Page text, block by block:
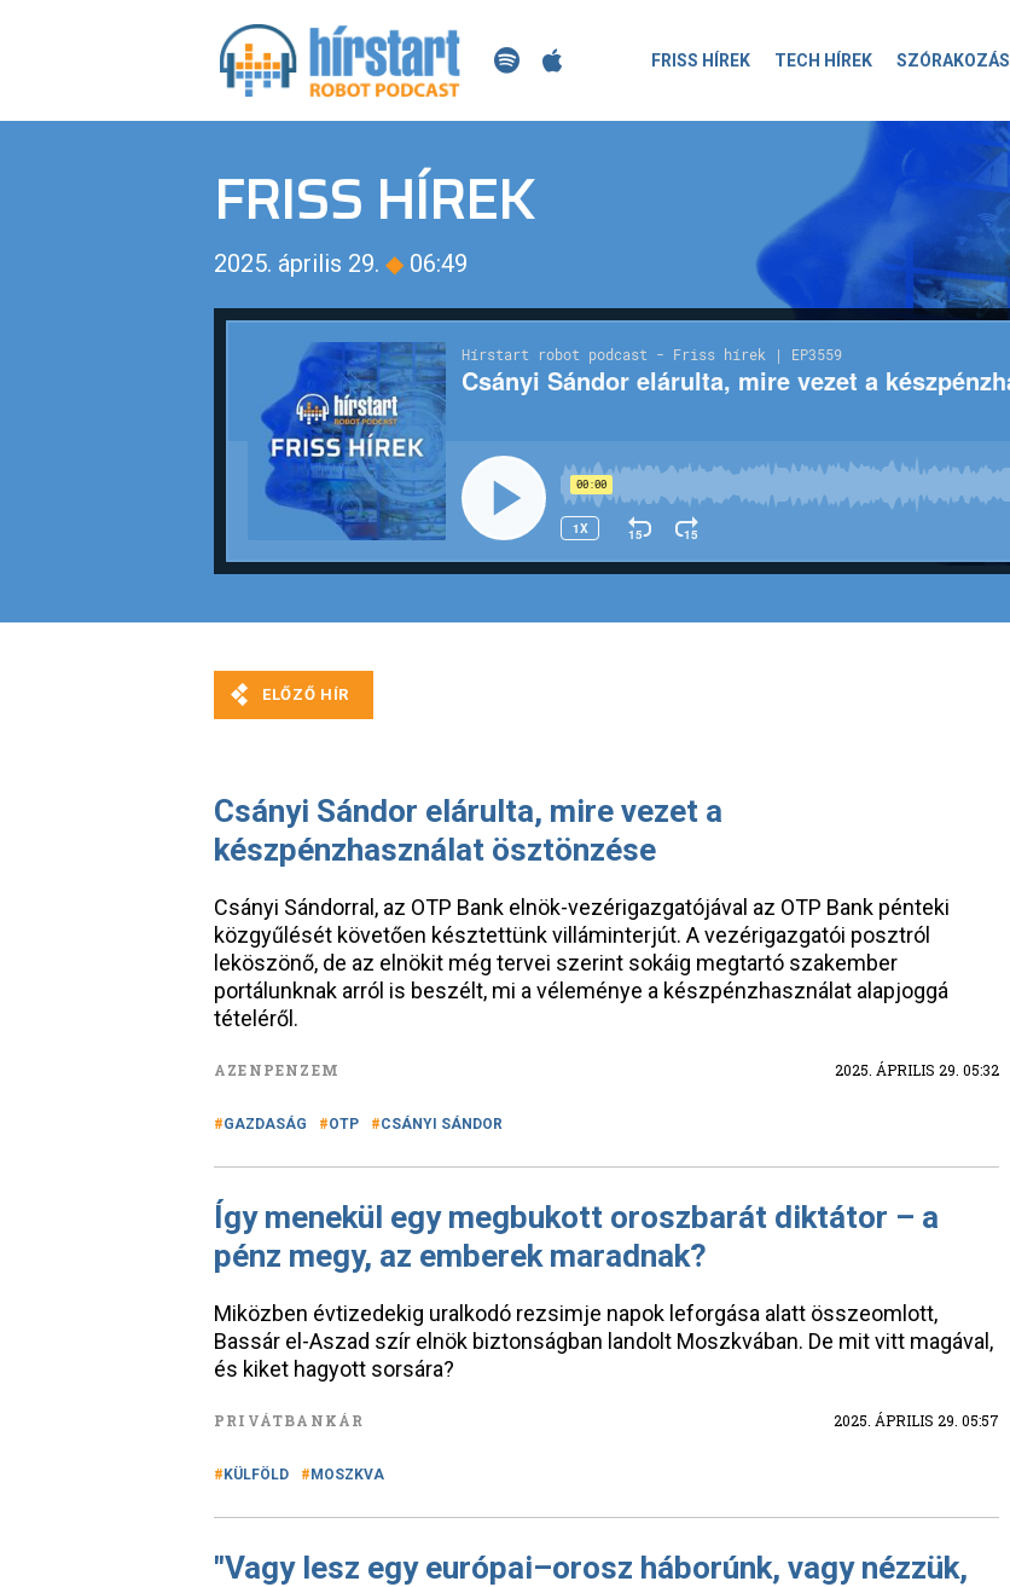
FRISS HÍREK TECH HÍREK SZÓRAKOZÁS
FRISS HÍREK
2025. április 29. ◆ 06:49
Csányi Sándor elárulta, mire vezet a
készpénzhasználat ösztönzése
Csányi Sándorral, az OTP Bank elnök-vezérigazgatójával az OTP Bank pénteki
közgyűlését követően késztettünk villáminterjút. A vezérigazgatói posztról
leköszönő, de az elnökit még tervei szerint sokáig megtartó szakember
portálunknak arról is beszélt, mi a véleménye a készpénzhasználat alapjoggá
tételéről.
AZENPENZEM 2025. ÁPRILIS 29. 05:32
GAZDASÁG OTP CSÁNYI SÁNDOR
Így menekül egy megbukott oroszbarát diktátor – a
pénz megy, az emberek maradnak?
Miközben évtizedekig uralkodó rezsimje napok leforgása alatt összeomlott,
Bassár el-Aszad szír elnök biztonságban landolt Moszkvában. De mit vitt magával,
és kiket hagyott sorsára?
PRIVÁTBANKÁR 2025. ÁPRILIS 29. 05:57
KÜLFÖLD MOSZKVA
"Vagy lesz egy európai–orosz háborúnk, vagy nézzük,